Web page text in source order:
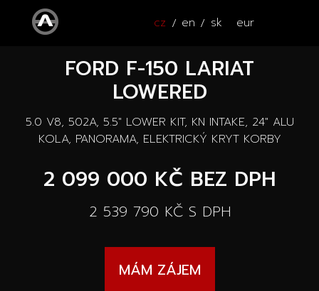
cz en sk eur
ÚVOD
Všechny vozy
Nové vozy
Autooutlet Design
ČTYŘKOLKY
SERVIS
PŘÍSLUŠENSTVÍ
FORD F-150 LARIAT
LOWERED
5.0 V8, 502A, 5.5" LOWER KIT, KN INTAKE, 24" ALU
KOLA, PANORAMA, ELEKTRICKÝ KRYT KORBY
2 099 000 KČ BEZ DPH
2 539 790 KČS DPH
MÁM ZÁJEM